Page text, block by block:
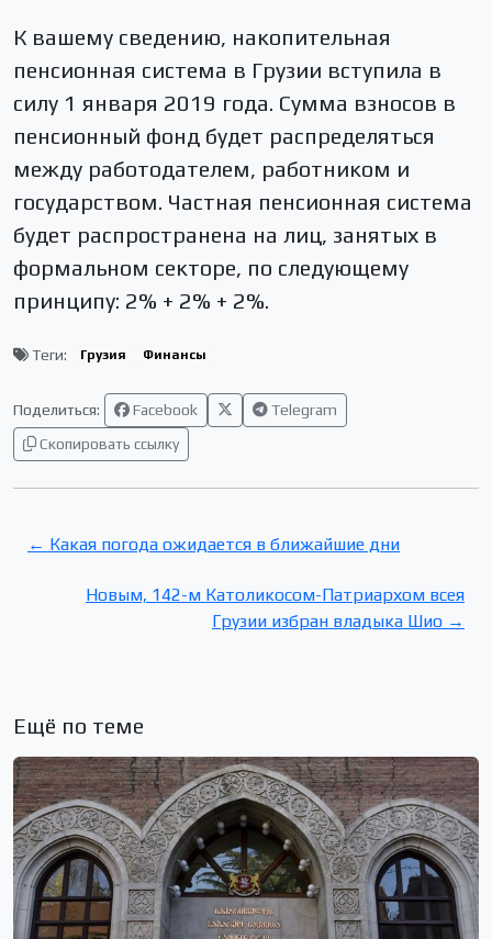
К вашему сведению, накопительная
пенсионная система в Грузии вступила в
силу 1 января 2019 года. Сумма взносов в
пенсионный фонд будет распределяться
между работодателем, работником и
государством. Частная пенсионная система
будет распространена на лиц, занятых в
формальном секторе, по следующему
принципу: 2% + 2% + 2%.
Теги: Грузия Финансы
Поделиться: Facebook
Telegram
Скопировать ссылку
← Какая погода ожидается в ближайшие дни
Новым, 142-м Католикосом-Патриархом всея
Грузии избран владыка Шио →
Ещё по теме